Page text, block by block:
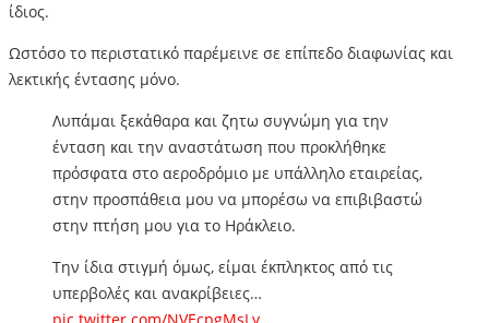
ίδιος.
Ωστόσο το περιστατικό παρέμεινε σε επίπεδο διαφωνίας και
λεκτικής έντασης μόνο.
Λυπάμαι ξεκάθαρα και ζητω συγνώμη για την
ένταση και την αναστάτωση που προκλήθηκε
πρόσφατα στο αεροδρόμιο με υπάλληλο εταιρείας,
στην προσπάθεια μου να μπορέσω να επιβιβαστώ
στην πτήση μου για το Ηράκλειο.
Την ίδια στιγμή όμως, είμαι έκπληκτος από τις
υπερβολές και ανακρίβειες…